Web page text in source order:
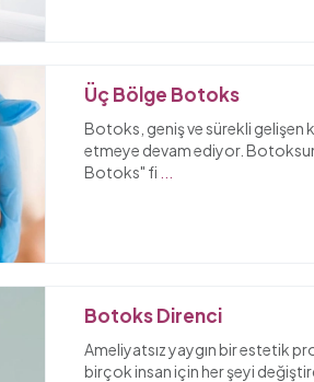
Üç Bölge Botoks
Botoks, geniş ve sürekli gelişen
etmeye devam ediyor.
Botoks" fi
Botoks Direnci
Ameliyatsız yaygın bir estetik
birçok insan için her şeyi